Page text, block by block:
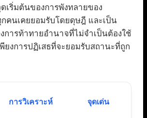
เริ่มต้นของการพังทลายของ
กคนเคยยอมรับโดยดุษฎี และเป็น
ารท้าทายอำนาจที่ไม่จำเป็นต้องใช้
ยงการปฏิเสธที่จะยอมรับสถานะที่ถูก
การวิเคราะห์ จุดเด่น